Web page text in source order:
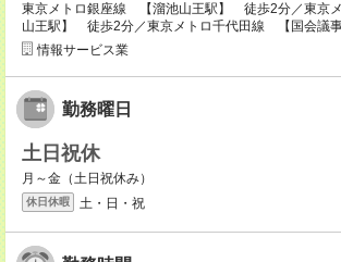
東京メトロ銀座線 【溜池山王駅】 徒歩2分／東京
山王駅】 徒歩2分／東京メトロ千代田線 【国会議
情報サービス業
勤務曜日
土日祝休
月～金（土日祝休み）
休日休暇 土・日・祝